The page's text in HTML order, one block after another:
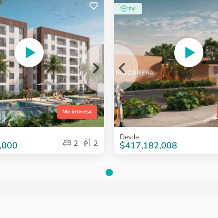
Me interesa
2 2
¿Quieres más
información?
Ver Proyecto
Item
Desde
$417,182,008
¿Quieres
Ver